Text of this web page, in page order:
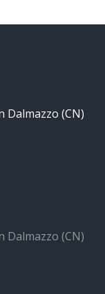
Dalmazzo (CN)
Dalmazzo (CN)